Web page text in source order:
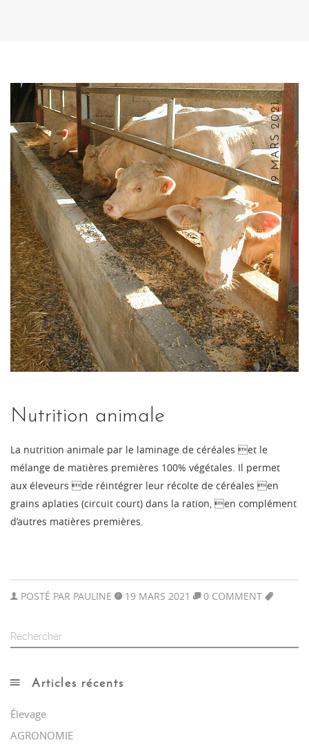
19 MARS 2021
Nutrition animale
La nutrition animale par le laminage de céréales et le
mélange de matières premières 100% végétales. Il permet
aux éleveurs de réintégrer leur récolte de céréales en
grains aplaties (circuit court) dans la ration, en complément
d’autres matières premières.
POSTÉ PAR PAULINE 19 MARS 2021 0 COMMENT
Articles récents
Élevage
AGRONOMIE